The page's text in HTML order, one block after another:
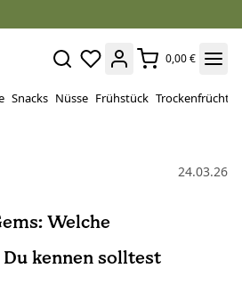
0,00 €
Snacks Nüsse Frühstück Trockenfrüchte
24.03.26
Welche
kennen solltest